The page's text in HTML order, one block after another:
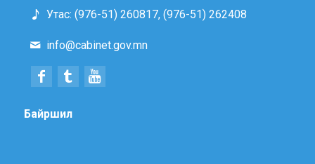
Утас: (976-51) 260817, (976-51) 262408
info@cabinet.gov.mn
Байршил